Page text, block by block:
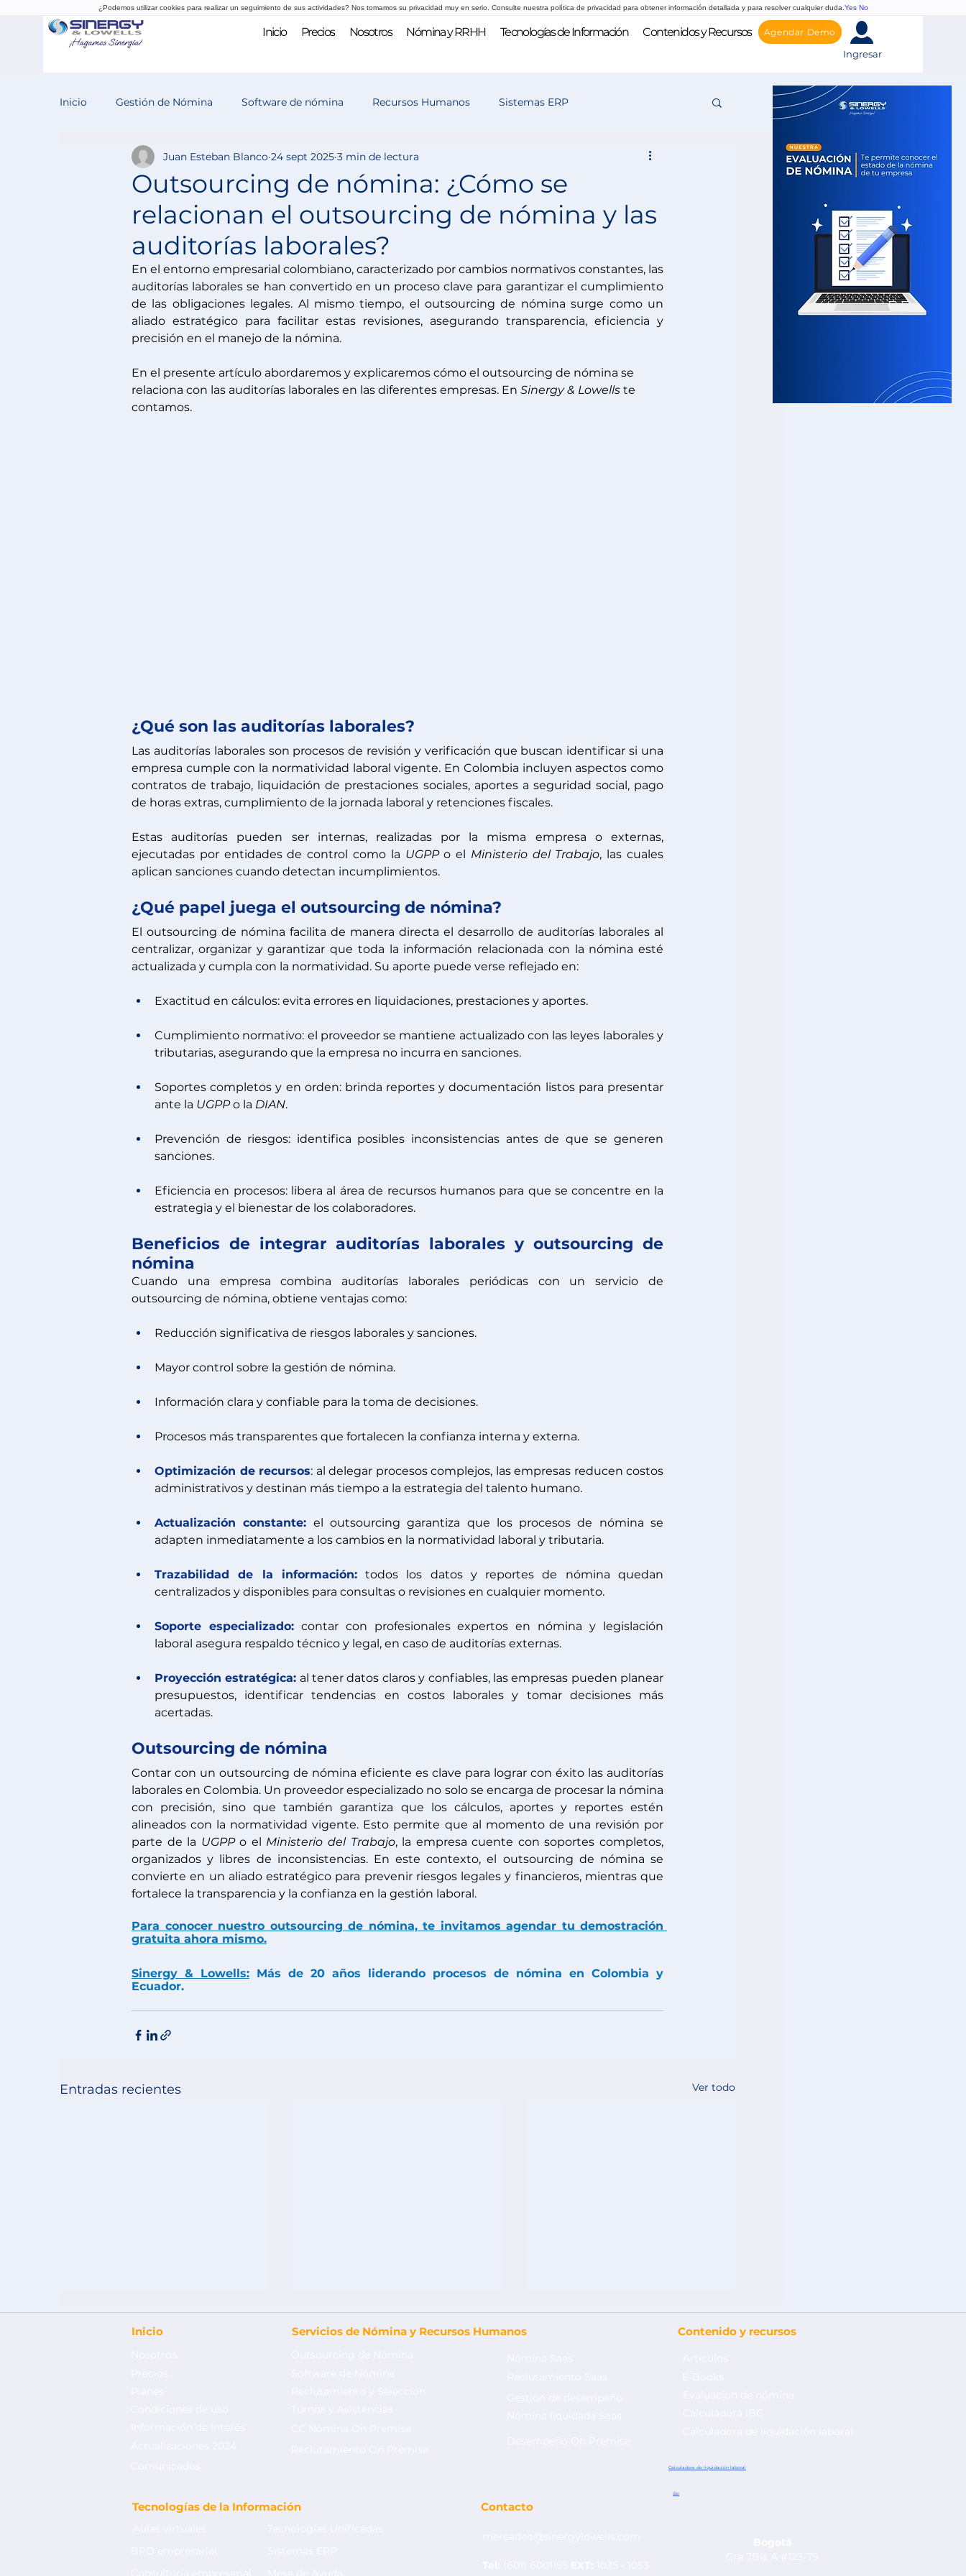
Inicio Precios Nosotros Nómina y RRHH Tecnologías de Información Contenidos y Recursos Agendar Demo
Ingresar
Inicio Gestión de Nómina Software de nómina Recursos Humanos Sistemas ERP
Evaluación del desempeño Reclutamiento y selección
Outsourcing de nómina: ¿Cómo se
relacionan el outsourcing de nómina y las
auditorías laborales?
Juan Esteban Blanco 24 sept 2025 3 min de lectura
En el entorno empresarial colombiano, caracterizado por cambios normativos constantes, las
auditorías laborales se han convertido en un proceso clave para garantizar el cumplimiento
de las obligaciones legales. Al mismo tiempo, el outsourcing de nómina surge como un
aliado estratégico para facilitar estas revisiones, asegurando transparencia, eficiencia y
precisión en el manejo de la nómina.
En el presente artículo abordaremos y explicaremos cómo el outsourcing de nómina se
relaciona con las auditorías laborales en las diferentes empresas. En Sinergy & Lowells te
contamos.
¿Qué son las auditorías laborales?
Las auditorías laborales son procesos de revisión y verificación que buscan identificar si una
empresa cumple con la normatividad laboral vigente. En Colombia incluyen aspectos como
contratos de trabajo, liquidación de prestaciones sociales, aportes a seguridad social, pago
de horas extras, cumplimiento de la jornada laboral y retenciones fiscales.
Estas auditorías pueden ser internas, realizadas por la misma empresa o externas,
ejecutadas por entidades de control como la UGPP o el Ministerio del Trabajo, las cuales
aplican sanciones cuando detectan incumplimientos.
¿Qué papel juega el outsourcing de nómina?
El outsourcing de nómina facilita de manera directa el desarrollo de auditorías laborales al
centralizar, organizar y garantizar que toda la información relacionada con la nómina esté
actualizada y cumpla con la normatividad. Su aporte puede verse reflejado en:
Exactitud en cálculos: evita errores en liquidaciones, prestaciones y aportes.
Cumplimiento normativo: el proveedor se mantiene actualizado con las leyes laborales y
tributarias, asegurando que la empresa no incurra en sanciones.
Soportes completos y en orden: brinda reportes y documentación listos para presentar
ante la UGPP o la DIAN.
Prevención de riesgos: identifica posibles inconsistencias antes de que se generen
sanciones.
Eficiencia en procesos: libera al área de recursos humanos para que se concentre en la
estrategia y el bienestar de los colaboradores.
Beneficios de integrar auditorías laborales y outsourcing de
nómina
Cuando una empresa combina auditorías laborales periódicas con un servicio de
outsourcing de nómina, obtiene ventajas como:
Reducción significativa de riesgos laborales y sanciones.
Mayor control sobre la gestión de nómina.
Información clara y confiable para la toma de decisiones.
Procesos más transparentes que fortalecen la confianza interna y externa.
Optimización de recursos: al delegar procesos complejos, las empresas reducen costos
administrativos y destinan más tiempo a la estrategia del talento humano.
Actualización constante: el outsourcing garantiza que los procesos de nómina se
adapten inmediatamente a los cambios en la normatividad laboral y tributaria.
Trazabilidad de la información: todos los datos y reportes de nómina quedan
centralizados y disponibles para consultas o revisiones en cualquier momento.
Soporte especializado: contar con profesionales expertos en nómina y legislación
laboral asegura respaldo técnico y legal, en caso de auditorías externas.
Proyección estratégica: al tener datos claros y confiables, las empresas pueden planear
presupuestos, identificar tendencias en costos laborales y tomar decisiones más
acertadas.
Outsourcing de nómina
Contar con un outsourcing de nómina eficiente es clave para lograr con éxito las auditorías
laborales en Colombia. Un proveedor especializado no solo se encarga de procesar la nómina
con precisión, sino que también garantiza que los cálculos, aportes y reportes estén
alineados con la normatividad vigente. Esto permite que al momento de una revisión por
parte de la UGPP o el Ministerio del Trabajo, la empresa cuente con soportes completos,
organizados y libres de inconsistencias. En este contexto, el outsourcing de nómina se
convierte en un aliado estratégico para prevenir riesgos legales y financieros, mientras que
fortalece la transparencia y la confianza en la gestión laboral.
Para conocer nuestro outsourcing de nómina, te invitamos agendar tu demostración
gratuita ahora mismo.
Sinergy & Lowells: Más de 20 años liderando procesos de nómina en Colombia y
Ecuador.
Entradas recientes Ver todo
Inicio Servicios de Nómina y Recursos Humanos Contenido y recursos
Calculadora de liquidación laboral
ibc
Tecnologías de la Información Contacto
¿Podemos utilizar cookies para realizar un seguimiento de sus actividades? Nos tomamos su privacidad muy en serio. Consulte nuestra política de privacidad para obtener información detallada y para resolver cualquier duda. Yes No